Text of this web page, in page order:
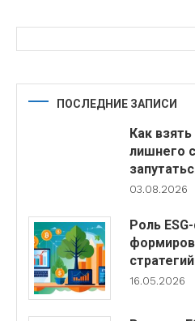
ПОСЛЕДНИЕ ЗАПИСИ
Как
лишнего
03.08.2026
Роль
16.05.2026